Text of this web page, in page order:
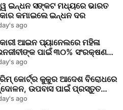
ଇନ୍ଧନ ସଙ୍କଟ ମଧ୍ୟରେ ଭାରତ
କମାଇଲେ ଇନ୍ଧନ ଦର
ago
ଆଇନ ପ୍ୟାନେଲରେ ମହିଳା
ପାଇଁ ୩୦% ସଂରକ୍ଷଣ
କେନ୍ଦ୍ର ଓ ରାଜ୍ୟଙ୍କୁ
ago
କୋର୍ଟ୍‌ର କୁକୁର ଆଦେଶ ବିରୋଧରେ
ଉପବାସ ପାଇଁ ପ୍ରସ୍ତୁତ
ago